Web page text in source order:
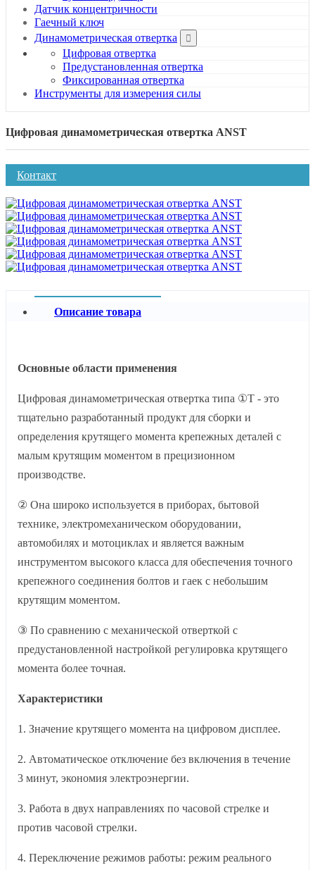
Датчик концентричности
Гаечный ключ
Динамометрическая отвертка
Цифровая отвертка
Предустановленная отвертка
Фиксированная отвертка
Инструменты для измерения силы
Цифровая динамометрическая отвертка ANST
Контакт
Описание товара
Основные области применения
Цифровая динамометрическая отвертка типа ①T - это
тщательно разработанный продукт для сборки и
определения крутящего момента крепежных деталей с
малым крутящим моментом в прецизионном
производстве.
② Она широко используется в приборах, бытовой
технике, электромеханическом оборудовании,
автомобилях и мотоциклах и является важным
инструментом высокого класса для обеспечения точного
крепежного соединения болтов и гаек с небольшим
крутящим моментом.
③ По сравнению с механической отверткой с
предустановленной настройкой регулировка крутящего
момента более точная.
Характеристики
1. Значение крутящего момента на цифровом дисплее.
2. Автоматическое отключение без включения в течение
3 минут, экономия электроэнергии.
3. Работа в двух направлениях по часовой стрелке и
против часовой стрелки.
4. Переключение режимов работы: режим реального